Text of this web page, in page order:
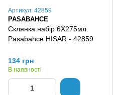
Артикул: 42859
PASABAHCE
Склянка набір 6Х275мл.
Pasabahce HISAR - 42859
134 грн
В наявності